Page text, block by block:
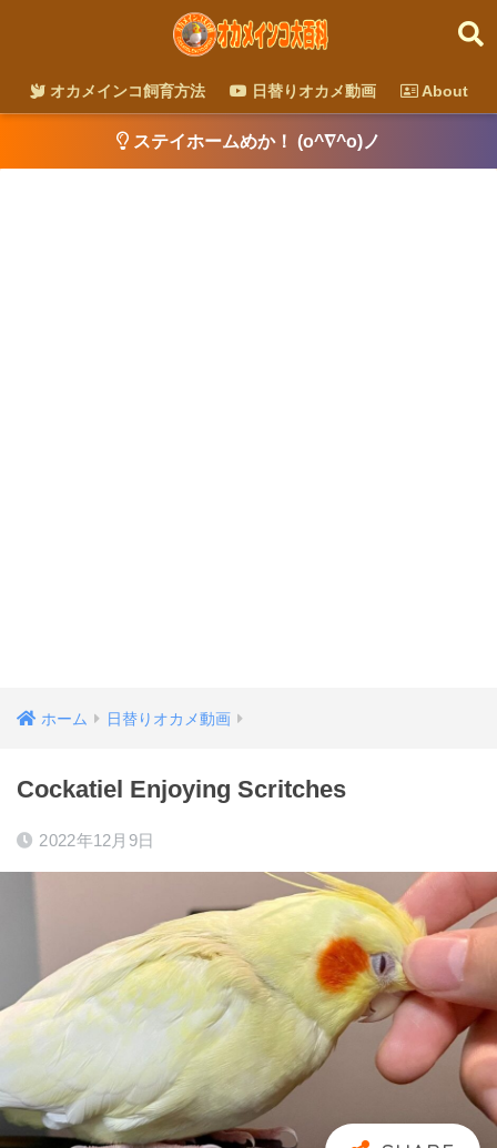
オカメインコ飼育方法 日替りオカメ動画 About
ステイホームめか！ (o^∇^o)ノ
ホーム 日替りオカメ動画
Cockatiel Enjoying Scritches
2022年12月9日